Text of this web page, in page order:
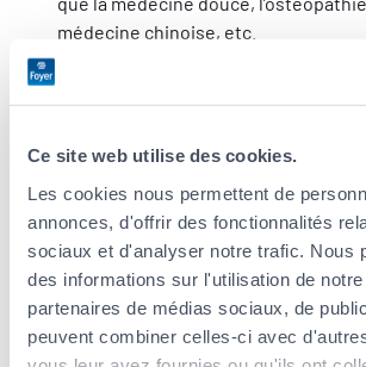
Ce site web utilise des cookies.
Les cookies nous permettent de
annonces, d'offrir des fonctionnalités
sociaux et d'analyser notre trafic. Nous
des informations sur l'utilisation de
partenaires de médias sociaux, de
peuvent combiner celles-ci avec
médecine chinoise, etc.
: utile si vous deviez
vous voulez protéger votre matériel, il
L’assurance tous risques
: cette
l’équipement sportif de certains
le cyclisme, le golf, les sports de
l’équitation, le patinage, la chasse, la
(cette garantie peut être incluse
habitation).